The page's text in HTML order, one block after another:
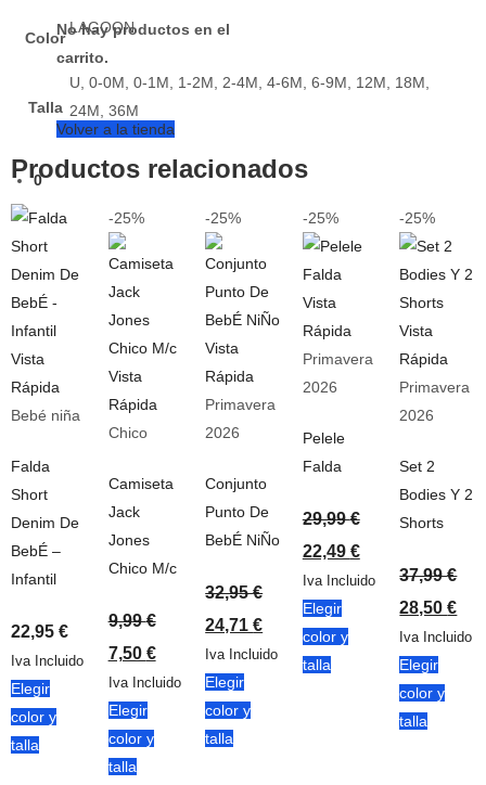
No hay productos en el
carrito.
Volver a la tienda
0
Color
LAGOON
Talla
U, 0-0M, 0-1M, 1-2M, 2-4M, 4-6M, 6-9M, 12M, 18M,
24M, 36M
Productos relacionados
Vista
Rápida
Bebé niña
Falda
Short
Denim De
BebÉ –
Infantil
22,95 €
Iva Incluido
Elegir
color y
talla
-25%
Vista
Rápida
Chico
Camiseta
Jack
Jones
Chico M/c
9,99€
7,50 €
Iva Incluido
Elegir
color y
talla
-25%
Vista
Rápida
Primavera
2026
Conjunto
Punto De
BebÉ NiÑo
32,95€
24,71€
Iva Incluido
Elegir
color y
talla
-25%
Vista
Rápida
Primavera
2026
Pelele
Falda
29,99€
22,49 €
Iva Incluido
Elegir
color y
talla
-25%
Vista
Rápida
Primavera
2026
Set 2
Bodies Y 2
Shorts
37,99€
28,50€
Iva Incluido
Elegir
color y
talla